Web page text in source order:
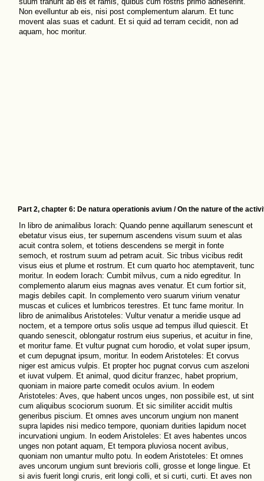
Non evelluntur ab eis, nisi post complementum alarum. Et tunc
movent alas suas et cadunt. Et si quid ad terram cecidit, non ad
aquam, hoc moritur.
Part 2, chapter 6: De natura operationis avium / On the nature of the
In libro de animalibus Iorach: Quando penne aquillarum senescunt et
ebetatur visus eius, ter supernum ascendens visum suum et alas
acuit contra solem, et totiens descendens se mergit in fonte
semoch, et rostrum suum ad petram acuit. Sic tribus vicibus redit
visus eius et plume et rostrum. Et cum quarto hoc atemptaverit, tunc
moritur. In eodem Iorach: Cumbit milvus, cum a nido egreditur. In
complemento alarum eius magnas aves venatur. Et cum fortior sit,
magis debiles capit. In complemento vero suarum virium venatur
muscas et culices et lumbricos terestres. Et tunc fame moritur. In
libro de animalibus Aristoteles: Vultur venatur a meridie usque ad
noctem, et a tempore ortus solis usque ad tempus illud quiescit. Et
quando senescit, oblongatur rostrum eius superius, et acuitur in fine,
et moritur fame. Et vultur pugnat cum horodio, et volat super ipsum,
et cum depugnat ipsum, moritur. In eodem Aristoteles: Et corvus
niger est amicus vulpis. Et propter hoc pugnat corvus cum aszeloni
et iuvat vulpem. Et animal, quod dicitur franzec, habet proprium,
quoniam in maiore parte comedit oculos avium. In eodem
Aristoteles: Aves, que habent uncos unges, non possibile est, ut sint
cum aliquibus scociorum suorum. Et sic similiter accidit multis
generibus piscium. Et omnes aves uncorum ungium non manent
supra lapides nisi medico tempore, quoniam durities lapidum nocet
incurvationi ungium. In eodem Aristoleles: Et aves habentes uncos
unges non potant aquam, Et tempora pluviosa nocent avibus,
quoniam non umantur multo potu. In eodem Aristoteles: Et omnes
aves uncorum ungium sunt brevioris colli, grosse et longe lingue. Et
si avis fuerit longi cruris, erit longi colli, et si curti, curti. Et aves non